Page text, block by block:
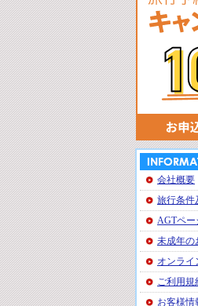
会社概要
旅行条件
AGTペー
未成年の
オンライ
ご利用規
お客様情